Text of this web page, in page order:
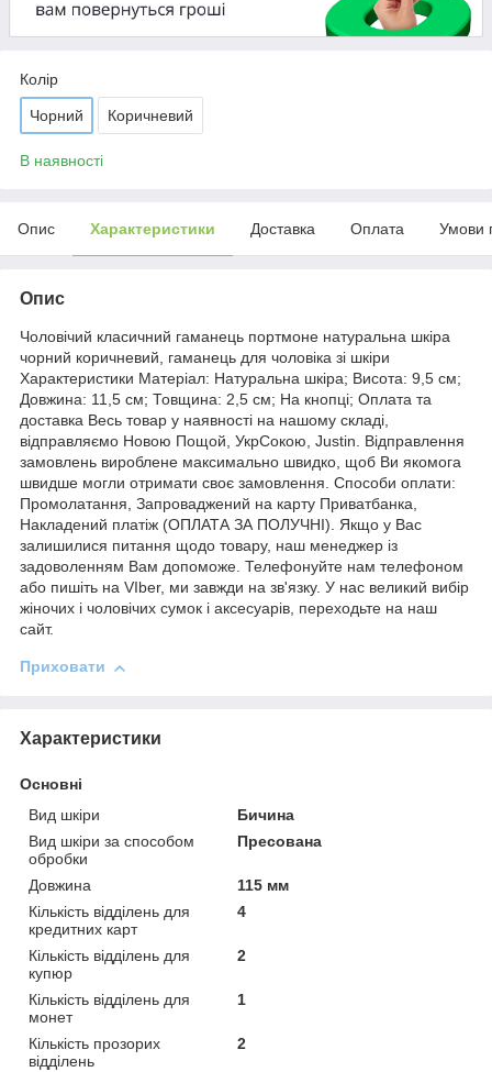
Колір
Чорний Коричневий
В наявності
Опис Характеристики Доставка Оплата Умови
Опис
Чоловічий класичний гаманець портмоне натуральна шкіра
чорний коричневий, гаманець для чоловіка зі шкіри
Характеристики Матеріал: Натуральна шкіра; Висота: 9,5 см;
Довжина: 11,5 см; Товщина: 2,5 см; На кнопці; Оплата та
доставка Весь товар у наявності на нашому складі,
відправляємо Новою Пощой, УкрСокою, Justin. Відправлення
замовлень вироблене максимально швидко, щоб Ви якомога
швидше могли отримати своє замовлення. Способи оплати:
Промолатання, Запроваджений на карту Приватбанка,
Накладений платіж (ОПЛАТА ЗА ПОЛУЧНІ). Якщо у Вас
залишилися питання щодо товару, наш менеджер із
задоволенням Вам допоможе. Телефонуйте нам телефоном
або пишіть на VIber, ми завжди на зв'язку. У нас великий вибір
жіночих і чоловічих сумок і аксесуарів, переходьте на наш
сайт.
Приховати
Характеристики
Основні
Вид шкіри
Бичина
Вид шкіри за способом
обробки
Пресована
Довжина
115 мм
Кількість відділень для
кредитних карт
4
Кількість відділень для
купюр
2
Кількість відділень для
монет
1
Кількість прозорих
відділень
2